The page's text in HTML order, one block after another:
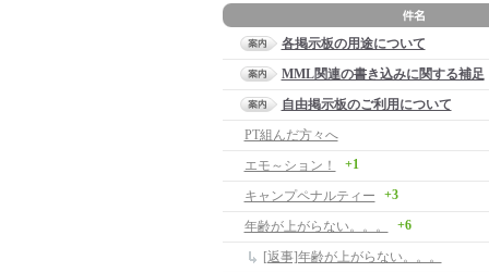
各掲示板の用途について
MML関連の書き込みに関する補足
自由掲示板のご利用について
PT組んだ方々へ
エモ～ション！
+1
キャンプペナルティー +3
年齢が上がらない。。。 +6
[返事]年齢が上がらない。。。